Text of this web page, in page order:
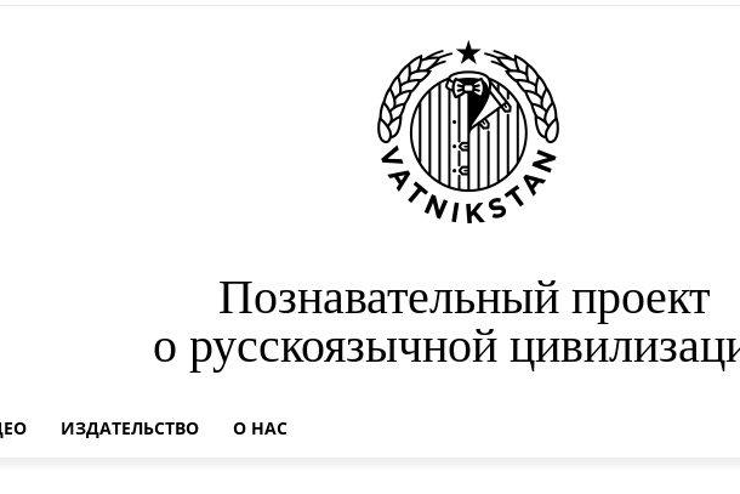
Познавательный проект
о русскоязычной
ИЗДАТЕЛЬСТВО О НАС